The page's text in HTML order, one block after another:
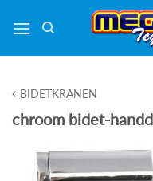
naar
BIDETKRANEN
chroom bidet-